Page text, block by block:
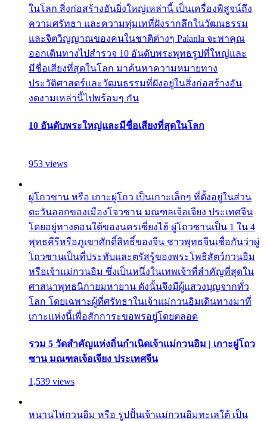
ในโลก สิ่งก่อสร้างอันยิ่งใหญ่เหล่านี้ เป็นเครื่องพิสูจน์ถึง
ความศรัทธา และความทุ่มเทที่ฝังรากลึกในวัฒนธรรม
และจิตวิญญาณของคนในชาติต่างๆ Palanla จะพาคุณ
ออกเดินทางไปสำรวจ 10 อันดับพระพุทธรูปที่ใหญ่และ
มีชื่อเสียงที่สุดในโลก มาค้นหาความหมายทาง
ประวัติศาสตร์และวัฒนธรรมที่ฝังอยู่ในสิ่งก่อสร้างอัน
งดงามเหล่านี้ไปพร้อมๆ กัน
10 อันดับพระใหญ่และมีชื่อเสียงที่สุดในโลก
953 views
ผู่โถวซาน หรือ เกาะผู่โถว เป็นเกาะเล็กๆ ที่ตั้งอยู่ในส่วน
ตะวันออกของเมืองโจวซาน มณฑลเจ้อเจียง ประเทศจีน
โดยอยู่ทางตอนใต้ของนครเซี่ยงไฮ้ ผู่โถวซานเป็น 1 ใน 4
พุทธคีรีหรือภูเขาศักดิ์สิทธิ์ของจีน ชาวพุทธจีนเชื่อกันว่าผู่
โถวซานเป็นที่ประทับและตรัสรู้ของพระโพธิสัตว์กวนอิม
หรือเจ้าแม่กวนอิม ซึ่งเป็นหนึ่งในเทพเจ้าที่สำคัญที่สุดใน
ศาสนาพุทธนิกายมหายาน ดังนั้นจึงมีผู้แสวงบุญจากทั่ว
โลก โดยเฉพาะผู้ที่ศรัทธาในเจ้าแม่กวนอิมเดินทางมาที่
เกาะแห่งนี้เพื่อสักการะขอพรอยู่โดยตลอด
รวม 5 วัดสำคัญแห่งถิ่นกำเนิดเจ้าแม่กวนอิม | เกาะผู่โถว
ซาน มณฑลเจ้อเจียง ประเทศจีน
1,539 views
หนานไห่กวนอิม หรือ รูปปั้นเจ้าแม่กวนอิมทะเลใต้ เป็น